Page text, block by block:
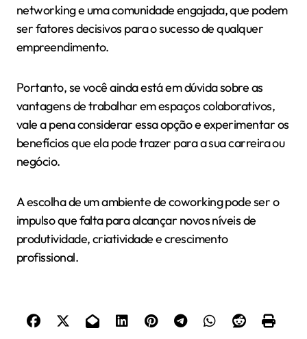
networking e uma comunidade engajada, que podem
ser fatores decisivos para o sucesso de qualquer
empreendimento.
Portanto, se você ainda está em dúvida sobre as
vantagens de trabalhar em espaços colaborativos,
vale a pena considerar essa opção e experimentar os
benefícios que ela pode trazer para a sua carreira ou
negócio.
A escolha de um ambiente de coworking pode ser o
impulso que falta para alcançar novos níveis de
produtividade, criatividade e crescimento
profissional.